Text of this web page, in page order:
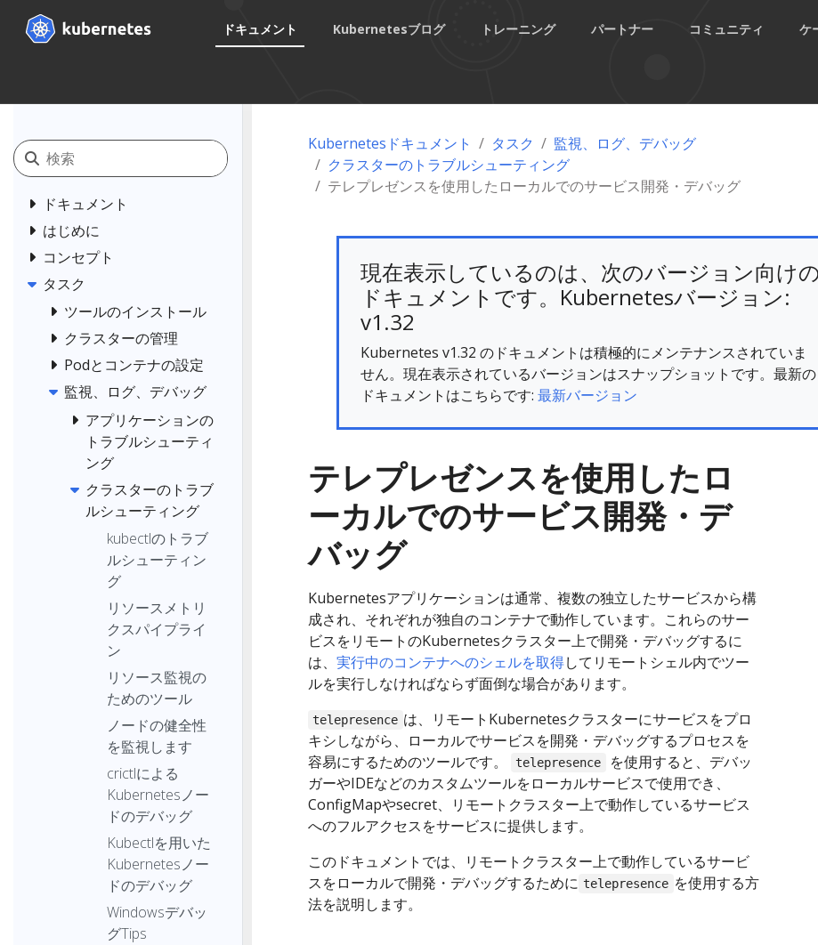
ドキュメント Kubernetesブログ トレーニング パートナー コミュニティ ケ
ドキュメント
はじめに
コンセプト
タスク
ツールのインストール
クラスターの管理
Podとコンテナの設定
監視、ログ、デバッグ
アプリケーションの
トラブルシューティ
ング
クラスターのトラブ
ルシューティング
kubectlのトラブ
ルシューティン
グ
リソースメトリ
クスパイプライ
ン
リソース監視の
ためのツール
ノードの健全性
を監視します
crictlによる
Kubernetesノー
ドのデバッグ
Kubectlを用いた
Kubernetesノー
ドのデバッグ
Windowsデバッ
グTips
Kubernetesドキュメント タスク
監視、ログ、デバッグ
クラスターのトラブルシューティング
テレプレゼンスを使用したローカルでのサービス開発・デバッグ
現在表示しているのは、次のバージョン向けの
ドキュメントです。Kubernetesバージョン:
v1.32
Kubernetes v1.32 のドキュメントは積極的にメンテナンスされていま
せん。現在表示されているバージョンはスナップショットです。最新の
ドキュメントはこちらです: 最新バージョン
テレプレゼンスを使用したロ
ーカルでのサービス開発・デ
バッグ
Kubernetesアプリケーションは通常、複数の独立したサービスから構
成され、それぞれが独自のコンテナで動作しています。これらのサー
ビスをリモートのKubernetesクラスター上で開発・デバッグするに
は、 実行中のコンテナへのシェルを取得してリモートシェル内でツー
ルを実行しなければならず面倒な場合があります。
telepresence は、リモートKubernetesクラスターにサービスをプロ
キシしながら、ローカルでサービスを開発・デバッグするプロセスを
容易にするためのツールです。
telepresence
を使用すると、デバッ
ガーやIDEなどのカスタムツールをローカルサービスで使用でき、
ConfigMapやsecret、リモートクラスター上で動作しているサービス
へのフルアクセスをサービスに提供します。
このドキュメントでは、リモートクラスター上で動作しているサービ
スをローカルで開発・デバッグするために telepresence を使用する方
法を説明します。